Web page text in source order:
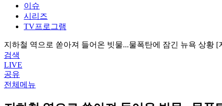
이슈
시리즈
TV프로그램
지하철 역으로 쏟아져 들어온 빗물...물폭탄에 잠긴 뉴욕 상황 [
검색
LIVE
공유
전체메뉴